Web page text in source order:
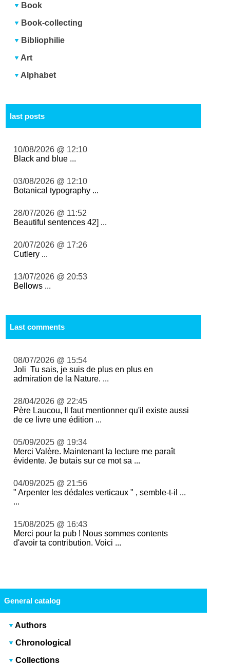
Book
Book-collecting
Bibliophilie
Art
Alphabet
last posts
10/08/2026 @ 12:10
Black and blue ...
03/08/2026 @ 12:10
Botanical typography ...
28/07/2026 @ 11:52
Beautiful sentences 42] ...
20/07/2026 @ 17:26
Cutlery ...
13/07/2026 @ 20:53
Bellows ...
Last comments
08/07/2026 @ 15:54
Joli Tu sais, je suis de plus en plus en
admiration de la Nature. ...
28/04/2026 @ 22:45
Père Laucou, Il faut mentionner qu'il existe aussi
de ce livre une édition ...
05/09/2025 @ 19:34
Merci Valère. Maintenant la lecture me paraît
évidente. Je butais sur ce mot sa ...
04/09/2025 @ 21:56
" Arpenter les dédales verticaux " , semble-t-il ...
...
15/08/2025 @ 16:43
Merci pour la pub ! Nous sommes contents
d'avoir ta contribution. Voici ...
General catalog
Authors
Chronological
Collections